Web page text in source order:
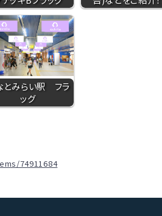
とみらい駅 フラ
ッグ
74911684